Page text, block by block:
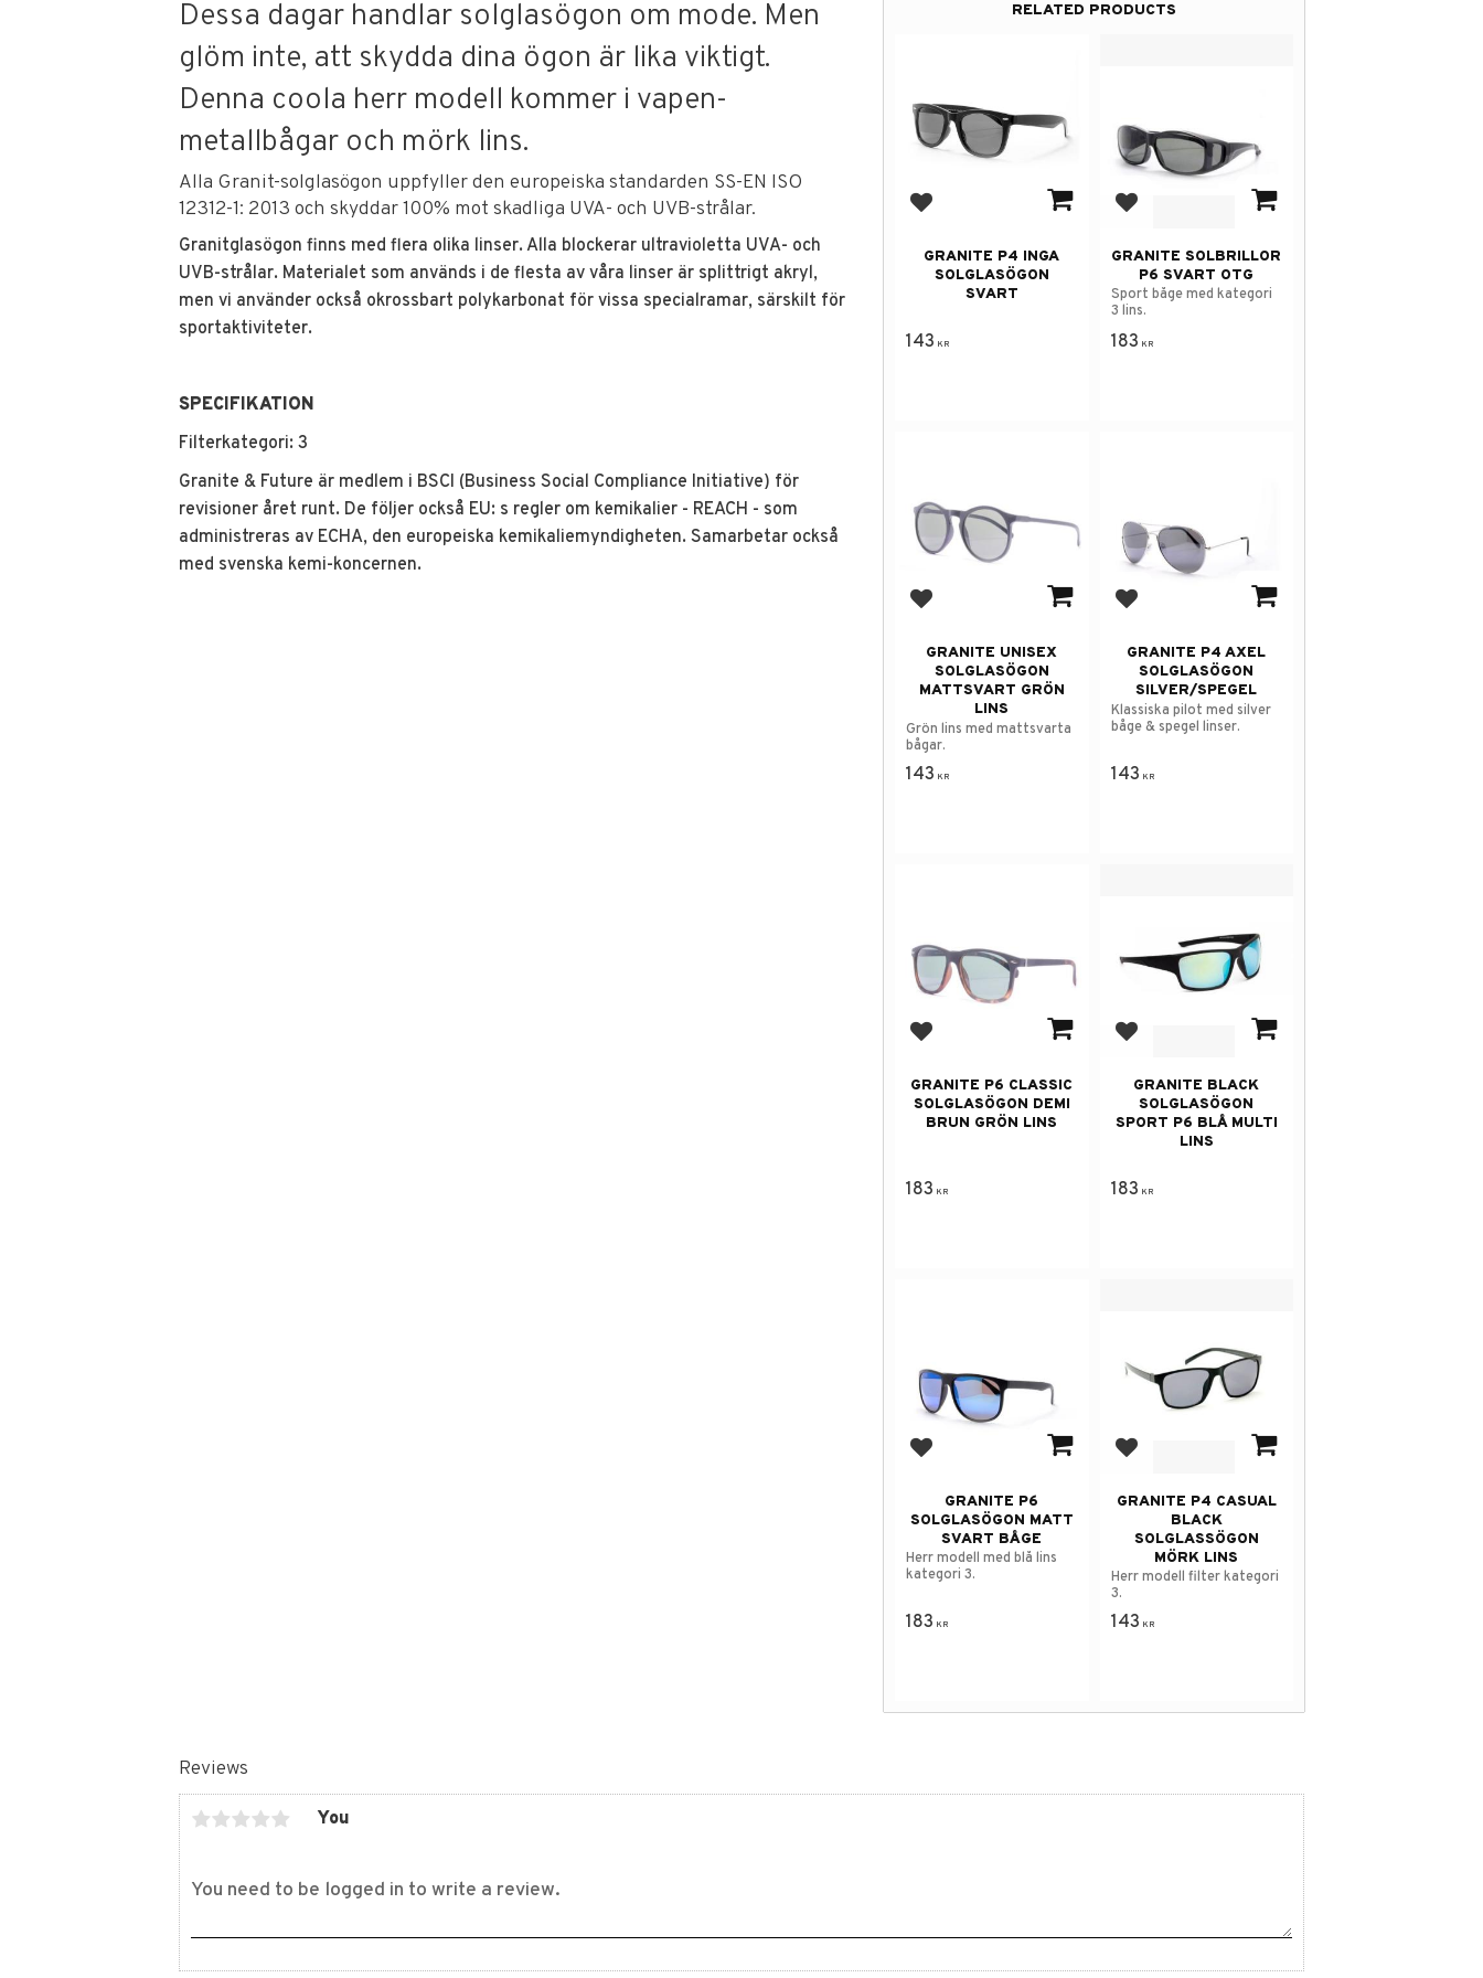
Dessa dagar handlar solglasögon om mode. Men
glöm inte, att skydda dina ögon är lika viktigt.
Denna coola herr modell kommer i vapen-
metallbågar och mörk lins.
Alla Granit-solglasögon uppfyller den europeiska standarden SS-EN ISO
12312-1: 2013 och skyddar 100% mot skadliga UVA- och UVB-strålar.
Granitglasögon finns med flera olika linser. Alla blockerar ultravioletta UVA- och
UVB-strålar. Materialet som används i de flesta av våra linser är splittrigt akryl,
men vi använder också okrossbart polykarbonat för vissa specialramar, särskilt för
sportaktiviteter.
SPECIFIKATION
Filterkategori: 3
Granite & Future är medlem i BSCI (Business Social Compliance Initiative) för
revisioner året runt. De följer också EU: s regler om kemikalier - REACH - som
administreras av ECHA, den europeiska kemikaliemyndigheten. Samarbetar också
med svenska kemi-koncernen.
Reviews
You
RELATED PRODUCTS
Add to favorites
GRANITE P4 INGA
SOLGLASÖGON
SVART
143 KR
Add to favorites
GRANITE SOLBRILLOR
P6 SVART OTG
Sport båge med kategori
3 lins.
183 KR
Add to favorites
GRANITE UNISEX
SOLGLASÖGON
MATTSVART GRÖN
LINS
Grön lins med mattsvarta
bågar.
143 KR
Add to favorites
GRANITE P4 AXEL
SOLGLASÖGON
SILVER/SPEGEL
Klassiska pilot med silver
båge & spegel linser.
143 KR
Add to favorites
GRANITE P6 CLASSIC
SOLGLASÖGON DEMI
BRUN GRÖN LINS
183 KR
Add to favorites
GRANITE BLACK
SOLGLASÖGON
SPORT P6 BLÅ MULTI
LINS
183 KR
Add to favorites
GRANITE P6
SOLGLASÖGON MATT
SVART BÅGE
Herr modell med blå lins
kategori 3.
183 KR
Add to favorites
GRANITE P4 CASUAL
BLACK
SOLGLASSÖGON
MÖRK LINS
Herr modell filter kategori
3.
143 KR